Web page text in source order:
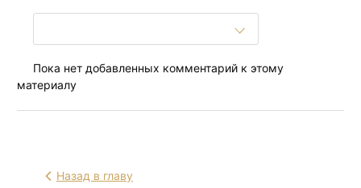
Пока нет добавленных комментарий к этому
материалу
Назад в главу